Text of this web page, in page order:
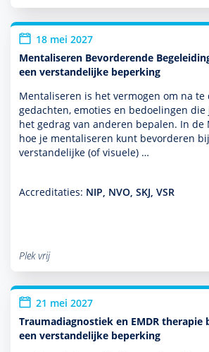
18 mei 2027
Mentaliseren Bevorderende
een verstandelijke beperking
Mentaliseren is het vermogen om na te
gedachten, emoties en bedoelingen
het gedrag van anderen bepalen. In de
hoe je men­ta­li­seren kunt bevor­deren
ver­stande­lijke (of visuele) …
Accreditaties: NIP, NVO, SKJ, VSR
Plek vrij
21 mei 2027
Traumadiagnostiek en EMDR therapie
een verstandelijke beperking